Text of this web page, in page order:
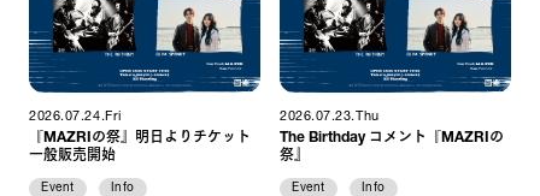
2026.07.24.Fri
『MAZRIの祭』明日よりチケット
一般販売開始
Event Info
2026.07.23.Thu
The Birthday コメント『MAZRIの
祭』
Event Info